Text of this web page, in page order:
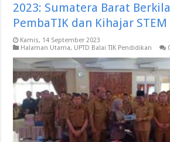
2023: Sumatera Barat
PembaTIK dan Kihajar STEM
Kamis, 14 September 2023
Halaman Utama, UPTD Balai TIK Pendidikan